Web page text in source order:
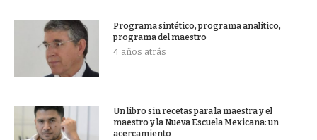
Programa sintético, programa analítico,
programa del maestro
4 años atrás
Un libro sin recetas para la maestra y el
maestro y la Nueva Escuela Mexicana: un
acercamiento